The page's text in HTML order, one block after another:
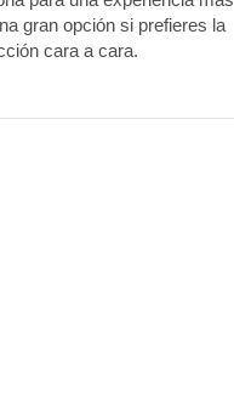
gran opción si prefieres la
cara a cara.